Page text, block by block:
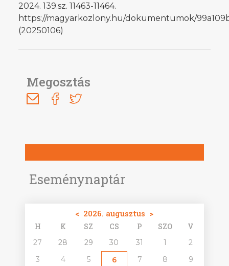
Eseménynaptár
< 2026. augusztus >
H K SZ CS P SZO V
27 28 29 30 31 1
2
3
4 5 6 7 8
9
2024. 139.sz. 11463-11464.
https://magyarkozlony.hu/dokumentumok/
(20250106)
Megosztás